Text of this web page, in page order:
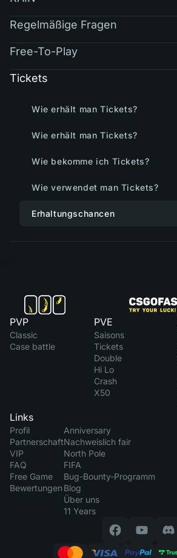
Regelmäßige Fragen
Free-To-Play
Tickets
Wie erhält man Tickets?
Wie erhält man Tickets?
Wie bekomme ich Tickets?
Wie verwendet man Tickets?
Erhaltungschancen
PVP
Classic
Case battle
PVE
Saisons
Tickets
Double
Hi Lo
Crash
X50
Links
Profil
Partnerschaft
VIP
FAQ
Free Game
Bewertungen
Anniversary
Nachweislich fair
North Pole
FIFA
Bug-Bounty-Programm
Blog
Über uns
11 Years